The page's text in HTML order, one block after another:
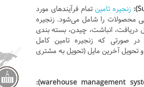
زنجیره تامینتمام فرآیندهای مورد
محصولات را شامل می‌شود. زنجیره
دریافت، انباشت، چیدن، بسته بندی
در صورتی که زنجیره تامین کامل
و تحویل آخرین مایل (تحویل به مشتری